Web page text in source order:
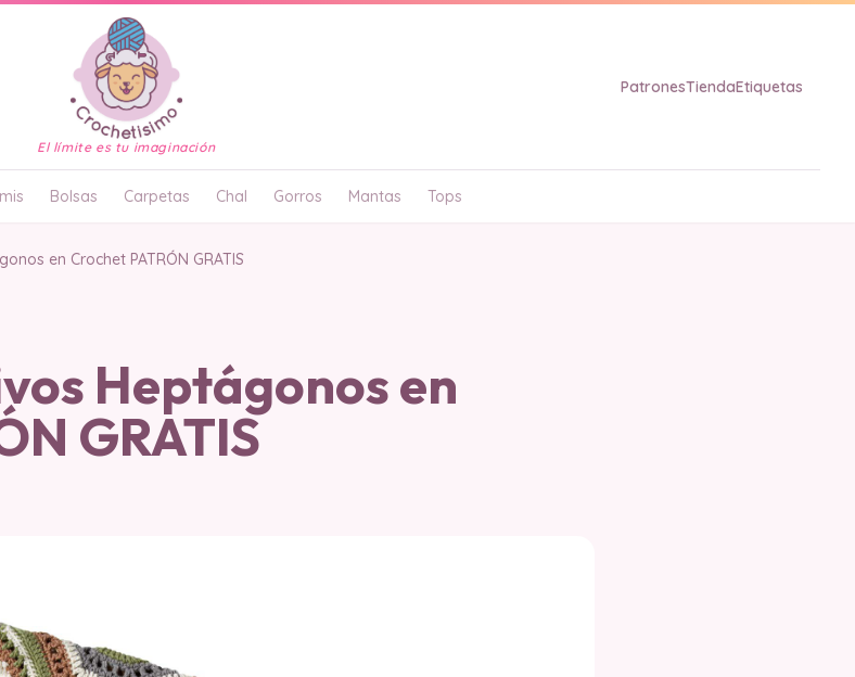
El límite es tu imaginación
PatronesTiendaEtiquetas
Bolsas Carpetas Chal Gorros Mantas Tops
en Crochet PATRÓN GRATIS
Heptágonos en
GRATIS